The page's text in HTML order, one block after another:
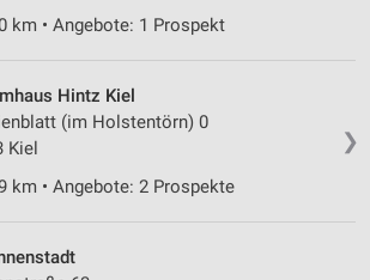
km • Angebote: 1 Prospekt
❯
Hintz Kiel
(im Holstentörn) 0
Kiel
km • Angebote: 2 Prospekte